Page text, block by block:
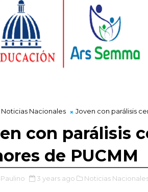
Noticias Nacionales Joven con parálisis
con parálisis
de PUCMM
3 years ago Noticias